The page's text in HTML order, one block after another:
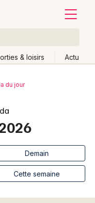
& loisirs Actu
du jour
Demain
Cette semaine
lieu
Effacer les dates
end Autre